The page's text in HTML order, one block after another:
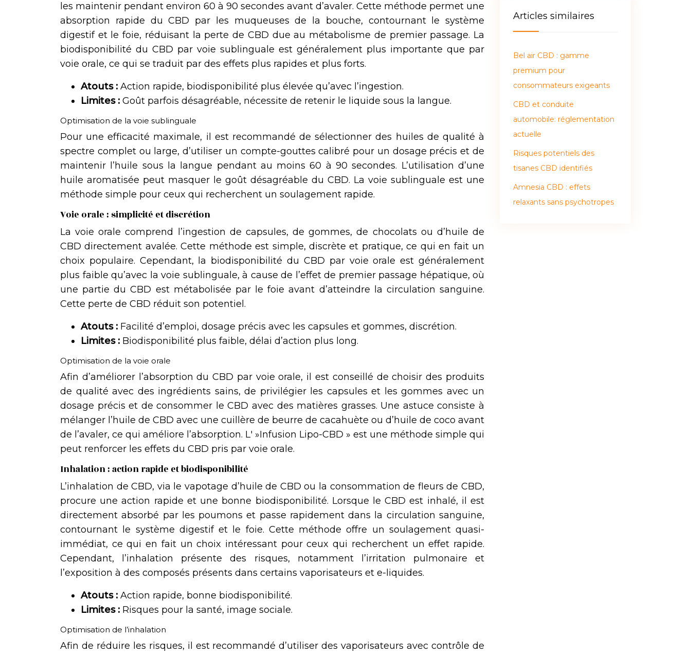
les maintenir pendant environ 60 à 90 secondes avant d’avaler. Cette méthode permet une
absorption rapide du CBD par les muqueuses de la bouche, contournant le système
digestif et le foie, réduisant la perte de CBD due au métabolisme de premier passage. La
biodisponibilité du CBD par voie sublinguale est généralement plus importante que par
voie orale, ce qui se traduit par des effets plus rapides et plus forts.
Atouts : Action rapide, biodisponibilité plus élevée qu’avec l’ingestion.
Limites : Goût parfois désagréable, nécessite de retenir le liquide sous la langue.
Optimisation de la voie sublinguale
Pour une efficacité maximale, il est recommandé de sélectionner des huiles de qualité à
spectre complet ou large, d’utiliser un compte-gouttes calibré pour un dosage précis et de
maintenir l’huile sous la langue pendant au moins 60 à 90 secondes. L’utilisation d’une
huile aromatisée peut masquer le goût désagréable du CBD. La voie sublinguale est une
méthode simple pour ceux qui recherchent un soulagement rapide.
Voie orale : simplicité et discrétion
La voie orale comprend l’ingestion de capsules, de gommes, de chocolats ou d’huile de
CBD directement avalée. Cette méthode est simple, discrète et pratique, ce qui en fait un
choix populaire. Cependant, la biodisponibilité du CBD par voie orale est généralement
plus faible qu’avec la voie sublinguale, à cause de l’effet de premier passage hépatique, où
une partie du CBD est métabolisée par le foie avant d’atteindre la circulation sanguine.
Cette perte de CBD réduit son potentiel.
Atouts : Facilité d’emploi, dosage précis avec les capsules et gommes, discrétion.
Limites : Biodisponibilité plus faible, délai d’action plus long.
Optimisation de la voie orale
Afin d’améliorer l’absorption du CBD par voie orale, il est conseillé de choisir des produits
de qualité avec des ingrédients sains, de privilégier les capsules et les gommes avec un
dosage précis et de consommer le CBD avec des matières grasses. Une astuce consiste à
mélanger l’huile de CBD avec une cuillère de beurre de cacahuète ou d’huile de coco avant
de l’avaler, ce qui améliore l’absorption. L' »Infusion Lipo-CBD » est une méthode simple qui
peut renforcer les effets du CBD pris par voie orale.
Inhalation : action rapide et biodisponibilité
L’inhalation de CBD, via le vapotage d’huile de CBD ou la consommation de fleurs de CBD,
procure une action rapide et une bonne biodisponibilité. Lorsque le CBD est inhalé, il est
directement absorbé par les poumons et passe rapidement dans la circulation sanguine,
contournant le système digestif et le foie. Cette méthode offre un soulagement quasi-
immédiat, ce qui en fait un choix intéressant pour ceux qui recherchent un effet rapide.
Cependant, l’inhalation présente des risques, notamment l’irritation pulmonaire et
l’exposition à des composés présents dans certains vaporisateurs et e-liquides.
Atouts : Action rapide, bonne biodisponibilité.
Limites : Risques pour la santé, image sociale.
Optimisation de l’inhalation
Afin de réduire les risques, il est recommandé d’utiliser des vaporisateurs avec contrôle de
Articles similaires
Bel air CBD : gamme
premium pour
consommateurs exigeants
CBD et conduite
automobile: réglementation
actuelle
Risques potentiels des
tisanes CBD identifiés
Amnesia CBD : effets
relaxants sans psychotropes